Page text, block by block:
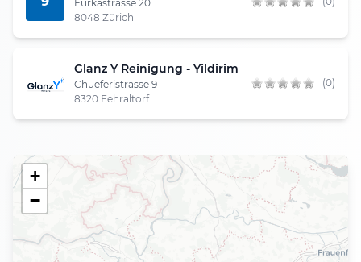
Furkastrasse 20
8048 Zürich
Glanz Y Reinigung - Yildirim
Chüeferistrasse 9
8320 Fehraltorf
(0)
+
−